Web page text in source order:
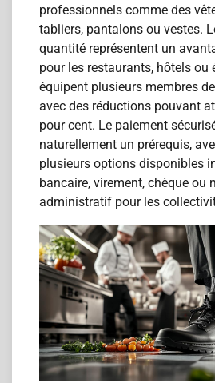
professionnels comme des
tabliers, pantalons ou vestes.
quantité représentent un
pour les restaurants, hôtels ou
équipent plusieurs membres
avec des réductions pouvant
pour cent. Le paiement
naturellement un prérequis,
plusieurs options disponibles
bancaire, virement, chèque ou
administratif pour les